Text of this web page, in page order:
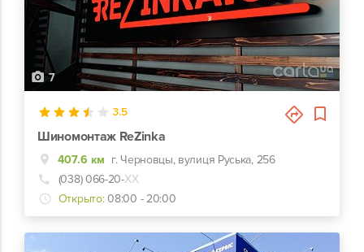
7
3.5
Шиномонтаж ReZinka
407.6 км г. Черновцы, вулиця Руська, 256
(038) 066-20-ХХ
Открыто: 08:00 - 20:00